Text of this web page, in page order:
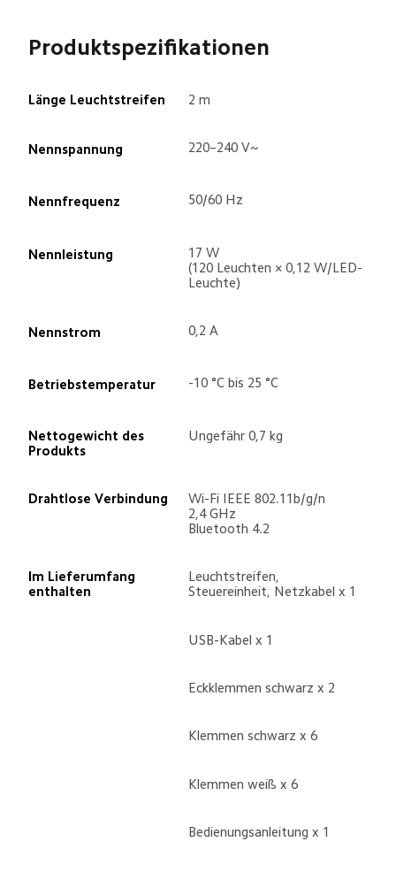
Produktspezifikationen
Länge Leuchtstreifen 2 m
Nennspannung 220–240 V~
Nennfrequenz 50/60 Hz
Nennleistung
17 W
(120 Leuchten × 0,12 W/LED-
Leuchte)
Nennstrom 0,2 A
Betriebstemperatur -10 °C bis 25 °C
Nettogewicht des
Produkts
Ungefähr 0,7 kg
Drahtlose Verbindung
Wi-Fi IEEE 802.11b/g/n
2,4 GHz
Bluetooth 4.2
Im Lieferumfang
enthalten
Leuchtstreifen,
Steuereinheit, Netzkabel x 1
USB-Kabel x 1
Eckklemmen schwarz x 2
Klemmen schwarz x 6
Klemmen weiß x 6
Bedienungsanleitung x 1